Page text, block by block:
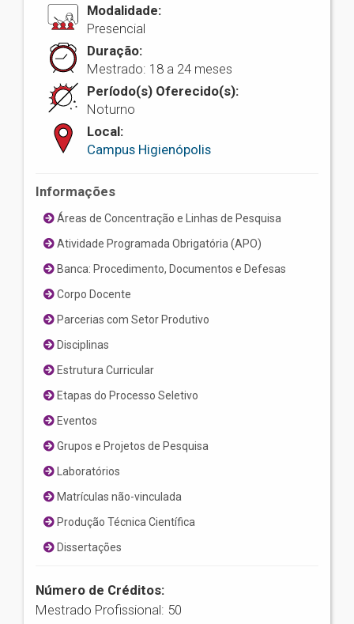
Modalidade:
Presencial
Duração:
Mestrado: 18 a 24 meses
Período(s) Oferecido(s):
Noturno
Local:
Campus Higienópolis
Informações
Áreas de Concentração e Linhas de Pesquisa
Atividade Programada Obrigatória (APO)
Banca: Procedimento, Documentos e Defesas
Corpo Docente
Parcerias com Setor Produtivo
Disciplinas
Estrutura Curricular
Etapas do Processo Seletivo
Eventos
Grupos e Projetos de Pesquisa
Laboratórios
Matrículas não-vinculada
Produção Técnica Científica
Dissertações
Número de Créditos:
Mestrado Profissional: 50